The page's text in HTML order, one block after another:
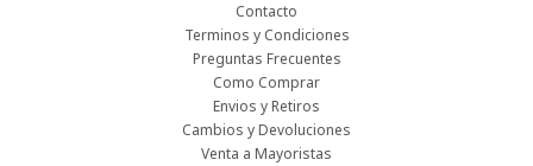
Contacto
Terminos y Condiciones
Preguntas Frecuentes
Como Comprar
Envios y Retiros
Cambios y Devoluciones
Venta a Mayoristas